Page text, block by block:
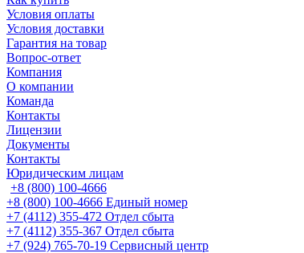
Условия оплаты
Условия доставки
Гарантия на товар
Вопрос-ответ
Компания
О компании
Команда
Контакты
Лицензии
Документы
Контакты
Юридическим лицам
+8 (800) 100-4666
+8 (800) 100-4666 Единый номер
+7 (4112) 355-472 Отдел сбыта
+7 (4112) 355-367 Отдел сбыта
+7 (924) 765-70-19 Сервисный центр